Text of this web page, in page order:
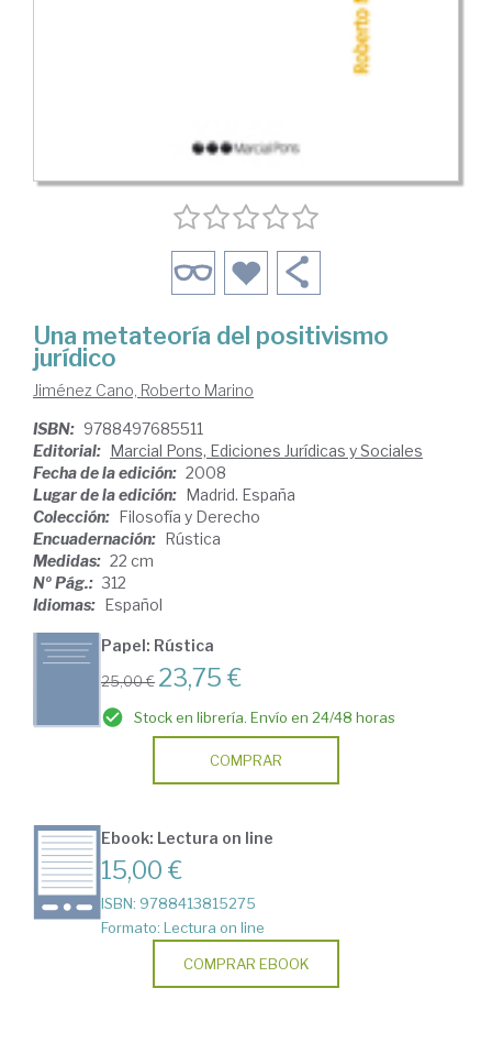
Una metateoría del positivismo
jurídico
Jiménez Cano, Roberto Marino
ISBN: 9788497685511
Editorial: Marcial Pons, Ediciones Jurídicas y Sociales
Fecha de la edición: 2008
Lugar de la edición: Madrid. España
Colección: Filosofía y Derecho
Encuadernación: Rústica
Medidas: 22 cm
Nº Pág.: 312
Idiomas: Español
Papel: Rústica
25,00 € 23,75 €
Stock en librería. Envío en 24/48 horas
COMPRAR
Ebook: Lectura on line
15,00 €
ISBN: 9788413815275
Formato: Lectura on line
COMPRAR EBOOK